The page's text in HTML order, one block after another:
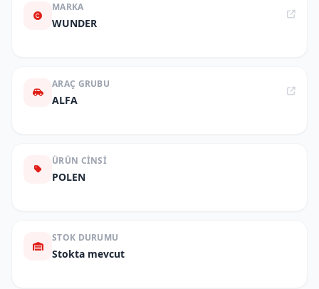
MARKA
WUNDER
ARAÇ GRUBU
ALFA
ÜRÜN CINSI
POLEN
STOK DURUMU
Stokta mevcut